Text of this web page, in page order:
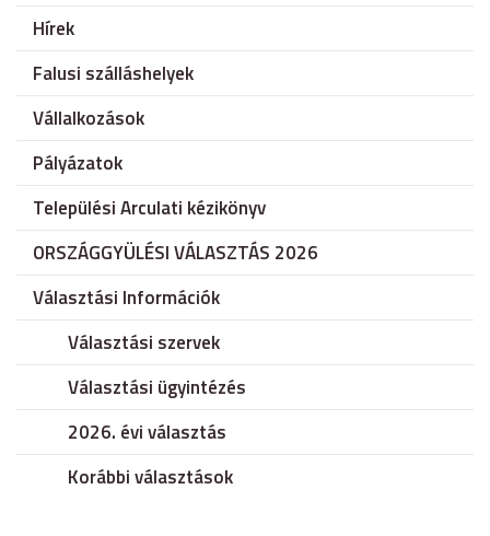
Hírek
Falusi szálláshelyek
Vállalkozások
Pályázatok
Települési Arculati kézikönyv
ORSZÁGGYÜLÉSI VÁLASZTÁS 2026
Választási Információk
Választási szervek
Választási ügyintézés
2026. évi választás
Korábbi választások